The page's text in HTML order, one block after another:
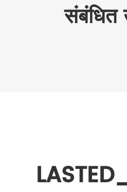
संबंधित